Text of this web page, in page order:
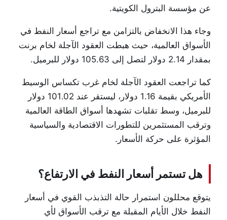
عن مؤسسة البترول الكويتية.
وجاء هذا الانخفاض بالتزامن مع تراجع أسعار النفط في
الأسواق العالمية، حيث هبطت العقود الآجلة لخام برنت
بمقدار 2.14 دولار لتصل إلى 105.63 دولار للبرميل.
كما تراجعت العقود الآجلة لخام غرب تكساس الوسيط
الأمريكي بقيمة 1.16 دولار، ليستقر عند 101.02 دولار
للبرميل، وسط تقلبات تشهدها أسواق الطاقة العالمية
وترقب المستثمرين للتطورات الاقتصادية والسياسية
المؤثرة على حركة الأسعار.
هل تستمر أسعار النفط في الارتفاع؟
يتوقع محللون استمرار حالة التذبذب القوي في أسعار
النفط خلال الأيام المقبلة مع ترقب الأسواق لأي